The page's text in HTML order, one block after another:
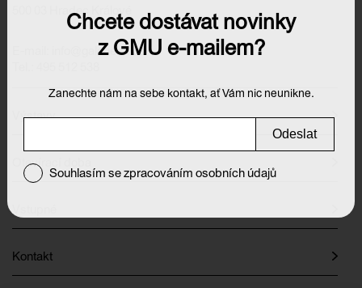
500 03 Hradec Králové
info@galeriehk.cz
Výstavy
Otevírací doba
Kontakt
Chcete dostávat novinky
z GMU e-mailem?
Zanechte nám na sebe kontakt, ať Vám nic neunikne.
Odeslat
Souhlasím se zpracováním osobních údajů